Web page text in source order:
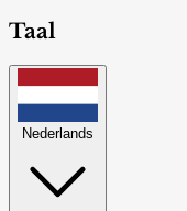
Taal
Nederlands